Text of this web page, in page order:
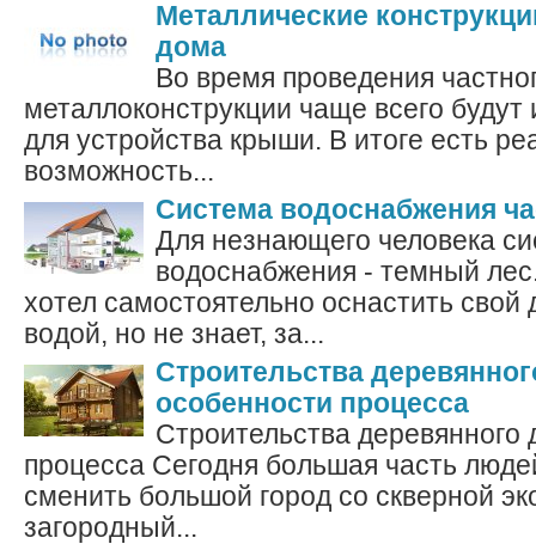
Металлические
дома
Во время проведения
металлоконструкции чаще всего будут
для устройства крыши. В итоге есть
возможность...
Система водоснабжения
Для незнающего человека
водоснабжения - темный
хотел самостоятельно оснастить свой
водой, но не знает, за...
Строительства
особенности процесса
Строительства
процесса Сегодня большая часть
сменить большой город со скверной
загородный...